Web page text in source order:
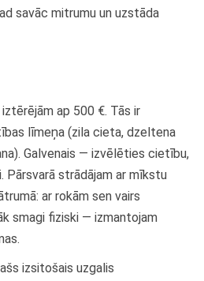
savāc mitrumu un uzstāda
ap 500 €. Tās ir
līmeņa (zila cieta, dzeltena
Galvenais — izvēlēties cietību,
Pārsvarā strādājam ar mīkstu
ar rokām sen vairs
smagi fiziski — izmantojam
izsitošais uzgalis